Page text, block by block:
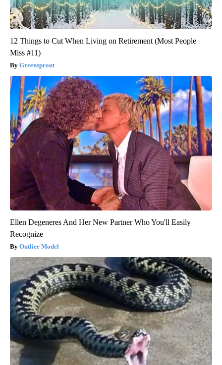
12 Things to Cut When Living on Retirement (Most People
Miss #11)
Greensprout
Ellen Degeneres And Her New Partner Who You'll Easily
Recognize
Outlier Model